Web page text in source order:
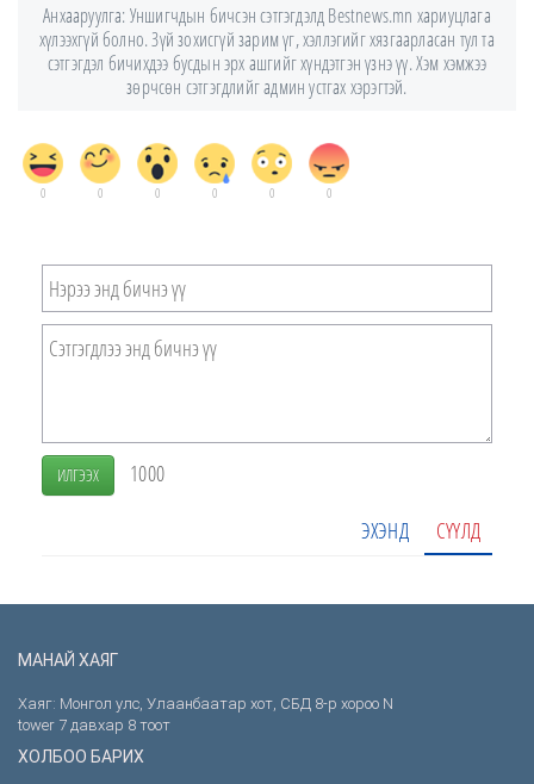
Анхааруулга: Уншигчдын бичсэн сэтгэгдэлд Bestnews.mn хариуцлага
хүлээхгүй болно. Зүй зохисгүй зарим үг, хэллэгийг хязгаарласан тул та
сэтгэгдэл бичихдээ бусдын эрх ашгийг хүндэтгэн үзнэ үү. Хэм хэмжээ
зөрчсөн сэтгэгдлийг админ устгах хэрэгтэй.
0 0 0 0 0 0
ИЛГЭЭХ 1000
ЭХЭНД СҮҮЛД
МАНАЙ ХАЯГ
Хаяг: Монгол улс, Улаанбаатар хот, СБД 8-р хороо N
tower 7 давхар 8 тоот
ХОЛБОО БАРИХ